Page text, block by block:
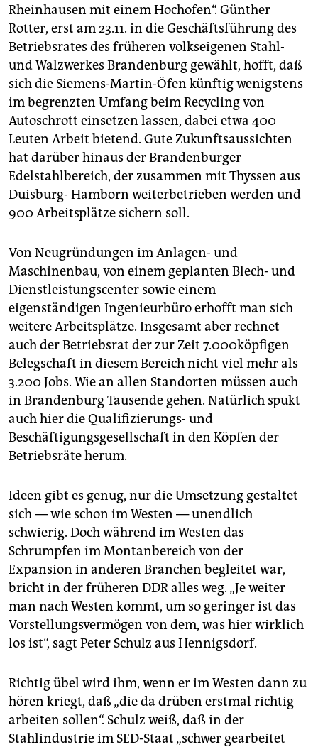
Rheinhausen mit einem Hochofen“. Günther
Rotter, erst am 23.11. in die Geschäftsführung des
Betriebsrates des früheren volkseigenen Stahl-
und Walzwerkes Brandenburg gewählt, hofft, daß
sich die Siemens-Martin-Öfen künftig wenigstens
im begrenzten Umfang beim Recycling von
Autoschrott einsetzen lassen, dabei etwa 400
Leuten Arbeit bietend. Gute Zukunftsaussichten
hat darüber hinaus der Brandenburger
Edelstahlbereich, der zusammen mit Thyssen aus
Duisburg- Hamborn weiterbetrieben werden und
900 Arbeitsplätze sichern soll.
Von Neugründungen im Anlagen- und
Maschinenbau, von einem geplanten Blech- und
Dienstleistungscenter sowie einem
eigenständigen Ingenieurbüro erhofft man sich
weitere Arbeitsplätze. Insgesamt aber rechnet
auch der Betriebsrat der zur Zeit 7.000köpfigen
Belegschaft in diesem Bereich nicht viel mehr als
3.200 Jobs. Wie an allen Standorten müssen auch
in Brandenburg Tausende gehen. Natürlich spukt
auch hier die Qualifizierungs- und
Beschäftigungsgesellschaft in den Köpfen der
Betriebsräte herum.
Ideen gibt es genug, nur die Umsetzung gestaltet
sich — wie schon im Westen — unendlich
schwierig. Doch während im Westen das
Schrumpfen im Montanbereich von der
Expansion in anderen Branchen begleitet war,
bricht in der früheren DDR alles weg. „Je weiter
man nach Westen kommt, um so geringer ist das
Vorstellungsvermögen von dem, was hier wirklich
los ist“, sagt Peter Schulz aus Hennigsdorf.
Richtig übel wird ihm, wenn er im Westen dann zu
hören kriegt, daß „die da drüben erstmal richtig
arbeiten sollen“. Schulz weiß, daß in der
Stahlindustrie im SED-Staat „schwer gearbeitet